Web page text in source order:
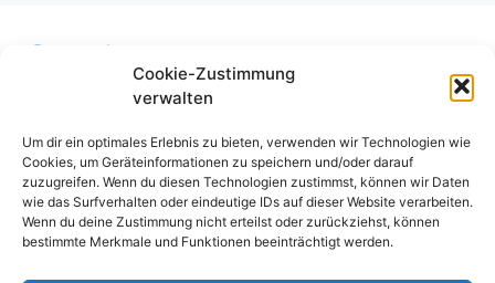
Cookie-Zustimmung
verwalten
Um dir ein optimales Erlebnis zu bieten, verwenden wir Technologien wie
Cookies, um Geräteinformationen zu speichern und/oder darauf
zuzugreifen. Wenn du diesen Technologien zustimmst, können wir Daten
wie das Surfverhalten oder eindeutige IDs auf dieser Website verarbeiten.
Wenn du deine Zustimmung nicht erteilst oder zurückziehst, können
bestimmte Merkmale und Funktionen beeinträchtigt werden.
Datenschutz
Cookie-Richtlinie (EU)
Impressum